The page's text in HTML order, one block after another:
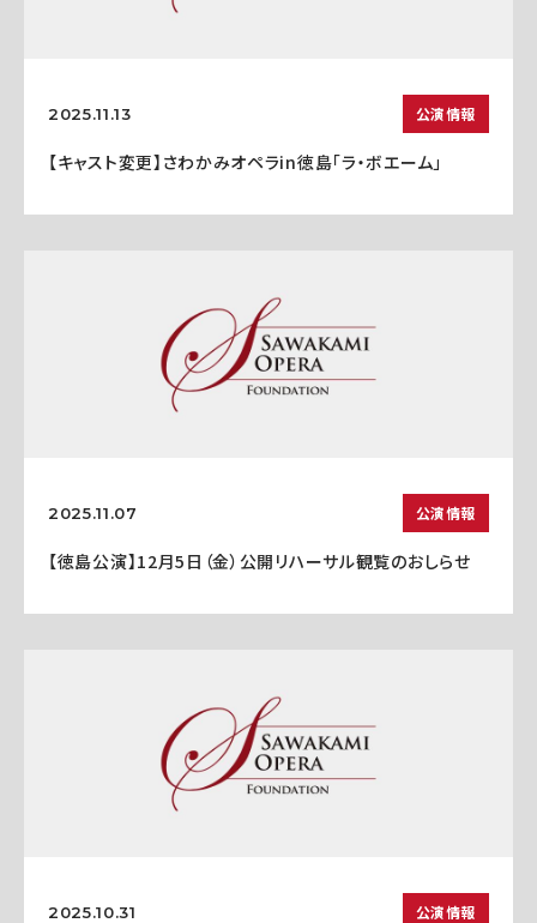
2025.11.13 公演情報
【キャスト変更】さわかみオペラin徳島「ラ・ボエーム」
2025.11.07 公演情報
【徳島公演】12月5日（金）公開リハーサル観覧のおしらせ
2025.10.31 公演情報